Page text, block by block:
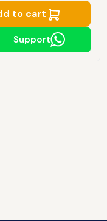
Support